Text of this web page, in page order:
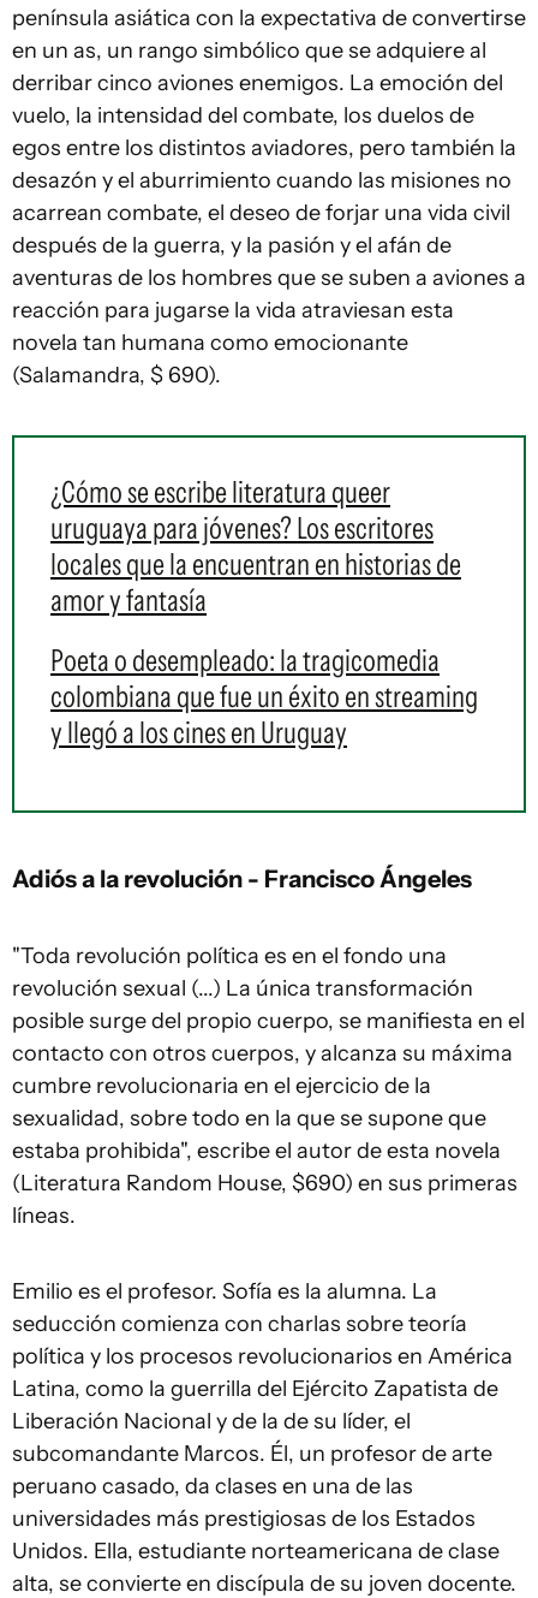
península asiática con la expectativa de convertirse
en un as, un rango simbólico que se adquiere al
derribar cinco aviones enemigos. La emoción del
vuelo, la intensidad del combate, los duelos de
egos entre los distintos aviadores, pero también la
desazón y el aburrimiento cuando las misiones no
acarrean combate, el deseo de forjar una vida civil
después de la guerra, y la pasión y el afán de
aventuras de los hombres que se suben a aviones a
reacción para jugarse la vida atraviesan esta
novela tan humana como emocionante
(Salamandra, $ 690).
¿Cómo se escribe literatura queer
uruguaya para jóvenes? Los escritores
locales que la encuentran en historias de
amor y fantasía
Poeta o desempleado: la tragicomedia
colombiana que fue un éxito en streaming
y llegó a los cines en Uruguay
Adiós a la revolución - Francisco Ángeles
"Toda revolución política es en el fondo una
revolución sexual (...) La única transformación
posible surge del propio cuerpo, se manifiesta en el
contacto con otros cuerpos, y alcanza su máxima
cumbre revolucionaria en el ejercicio de la
sexualidad, sobre todo en la que se supone que
estaba prohibida", escribe el autor de esta novela
(Literatura Random House, $690) en sus primeras
líneas.
Emilio es el profesor. Sofía es la alumna. La
seducción comienza con charlas sobre teoría
política y los procesos revolucionarios en América
Latina, como la guerrilla del Ejército Zapatista de
Liberación Nacional y de la de su líder, el
subcomandante Marcos. Él, un profesor de arte
peruano casado, da clases en una de las
universidades más prestigiosas de los Estados
Unidos. Ella, estudiante norteamericana de clase
alta, se convierte en discípula de su joven docente.